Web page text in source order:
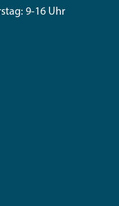
9-16 Uhr